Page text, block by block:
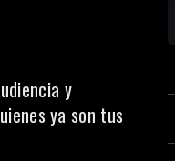
y
ya son tus